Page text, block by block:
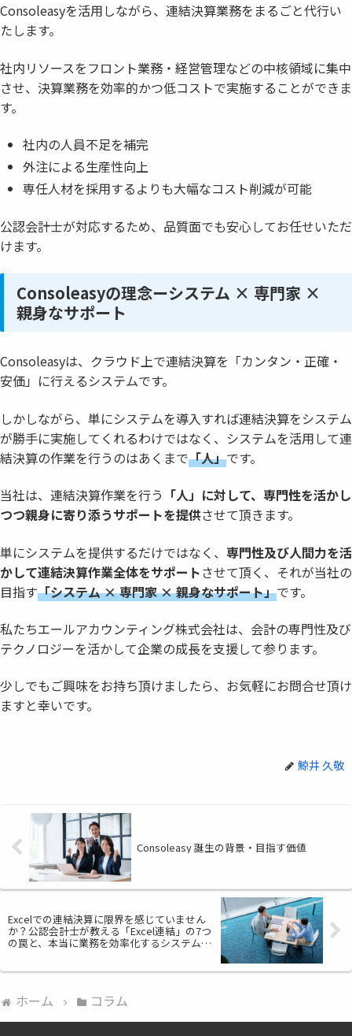
Consoleasyを活用しながら、連結決算業務をまるごと代行い
たします。
社内リソースをフロント業務・経営管理などの中核領域に集中
させ、決算業務を効率的かつ低コストで実施することができま
す。
社内の人員不足を補完
外注による生産性向上
専任人材を採用するよりも大幅なコスト削減が可能
公認会計士が対応するため、品質面でも安心してお任せいただ
けます。
Consoleasyの理念ーシステム × 専門家 ×
親身なサポート
Consoleasyは、クラウド上で連結決算を「カンタン・正確・
安価」に行えるシステムです。
しかしながら、単にシステムを導入すれば連結決算をシステム
が勝手に実施してくれるわけではなく、システムを活用して連
結決算の作業を行うのはあくまで「人」です。
当社は、連結決算作業を行う 「人」に対して、専門性を活かし
つつ親身に寄り添うサポートを提供させて頂きます。
単にシステムを提供するだけではなく、 専門性及び人間力を活
かして連結決算作業全体をサポートさせて頂く、それが当社の
目指す「システム × 専門家 × 親身なサポート」です。
私たちエールアカウンティング株式会社は、会計の専門性及び
テクノロジーを活かして企業の成長を支援して参ります。
少しでもご興味をお持ち頂けましたら、お気軽にお問合せ頂け
ますと幸いです。
鯨井 久敬
Consoleasy 誕生の背景・目指す価値
Excelでの連結決算に限界を感じていません
か？公認会計士が教える「Excel連結」の7つ
の罠と、本当に業務を効率化するシステム導
ホーム コラム